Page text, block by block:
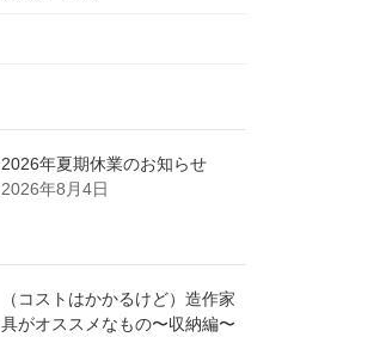
2026年夏期休業のお知らせ
2026年8月4日
（コストはかかるけど）造作家
具がオススメなもの〜収納編〜